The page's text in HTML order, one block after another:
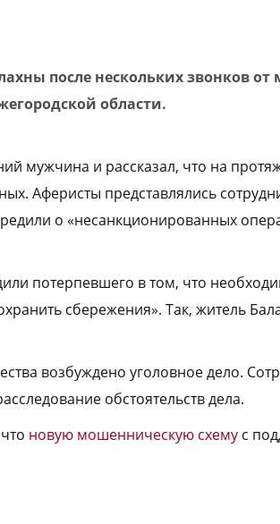
после нескольких звонков
области.
мужчина и рассказал, что на
Аферисты представлялись
о «несанкционированных
потерпевшего в том, что
сбережения». Так, житель
возбуждено уголовное дело.
обстоятельств дела.
новую мошенническую схему с